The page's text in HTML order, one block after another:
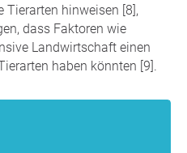
hinweisen [8],
dass Faktoren wie
Landwirtschaft einen
haben könnten [9].